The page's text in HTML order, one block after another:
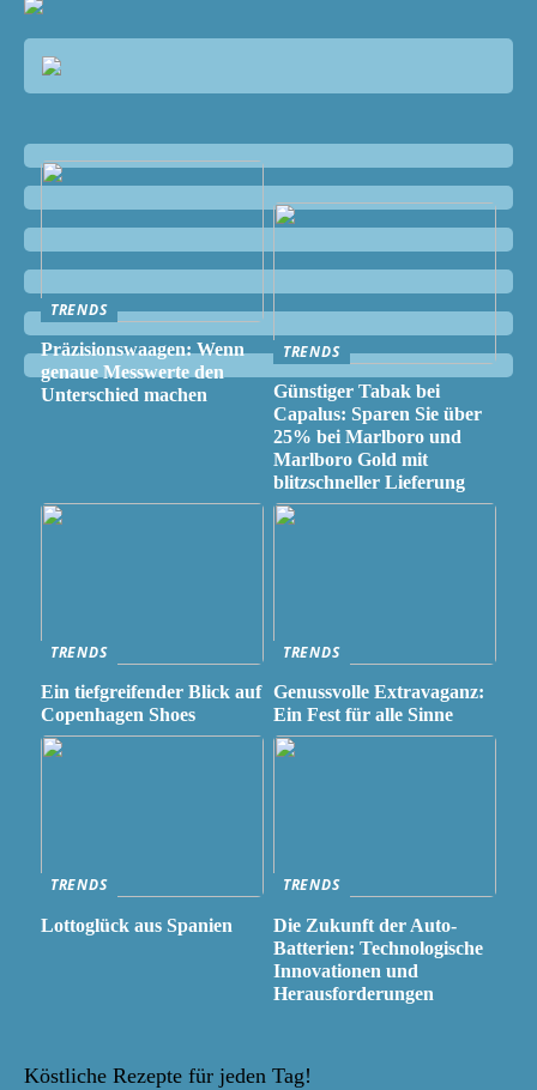
TRENDS
Präzisionswaagen: Wenn
genaue Messwerte den
Unterschied machen
TRENDS
Günstiger Tabak bei
Capalus: Sparen Sie über
25% bei Marlboro und
Marlboro Gold mit
blitzschneller Lieferung
TRENDS
Ein tiefgreifender Blick auf
Copenhagen Shoes
TRENDS
Genussvolle Extravaganz:
Ein Fest für alle Sinne
TRENDS
Lottoglück aus Spanien
TRENDS
Die Zukunft der Auto-
Batterien: Technologische
Innovationen und
Herausforderungen
Köstliche Rezepte für jeden Tag!